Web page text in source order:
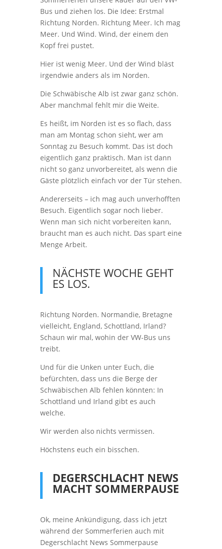
Bus und ziehen los. Die Idee: Erstmal
Richtung Norden. Richtung Meer. Ich mag
Meer. Und Wind. Wind, der einem den
Kopf frei pustet.
Hier ist wenig Meer. Und der Wind bläst
irgendwie anders als im Norden.
Die Schwäbische Alb ist zwar ganz schön.
Aber manchmal fehlt mir die Weite.
Es heißt, im Norden ist es so flach, dass
man am Montag schon sieht, wer am
Sonntag zu Besuch kommt. Das ist doch
eigentlich ganz praktisch. Man ist dann
nicht so ganz unvorbereitet, als wenn die
Gäste plötzlich einfach vor der Tür stehen.
Andererseits – ich mag auch unverhofften
Besuch. Eigentlich sogar noch lieber.
Wenn man sich nicht vorbereiten kann,
braucht man es auch nicht. Das spart eine
Menge Arbeit.
NÄCHSTE WOCHE GEHT
ES LOS.
Richtung Norden. Normandie, Bretagne
vielleicht, England, Schottland, Irland?
Schaun wir mal, wohin der VW-Bus uns
treibt.
Und für die Unken unter Euch, die
befürchten, dass uns die Berge der
Schwäbischen Alb fehlen könnten: In
Schottland und Irland gibt es auch
welche.
Wir werden also nichts vermissen.
Höchstens euch ein bisschen.
DEGERSCHLACHT NEWS
MACHT SOMMERPAUSE
Ok, meine Ankündigung, dass ich jetzt
während der Sommerferien auch mit
Degerschlacht News Sommerpause